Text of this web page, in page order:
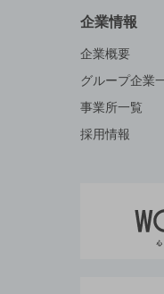
企業情報
企業概要
グループ企業
事業所一覧
採用情報